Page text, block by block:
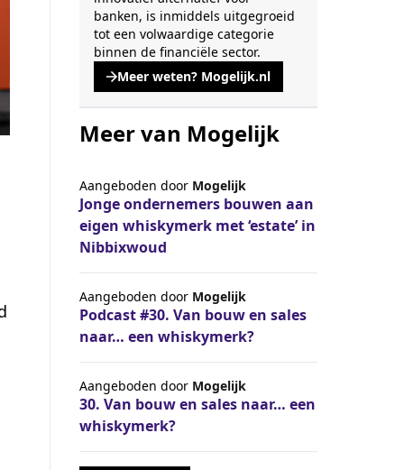
banken, is inmiddels uitgegroeid
tot een volwaardige categorie
binnen de financiële sector.
Meer weten? Mogelijk.nl
, opent een nieuwe tabblad
Meer van Mogelijk
Jonge ondernemers bouwen aan
eigen whiskymerk met ‘estate’ in
Nibbixwoud
Aangeboden door Mogelijk
Podcast #30. Van bouw en sales
naar… een whiskymerk?
Aangeboden door Mogelijk
30. Van bouw en sales naar… een
whiskymerk?
Aangeboden door Mogelijk